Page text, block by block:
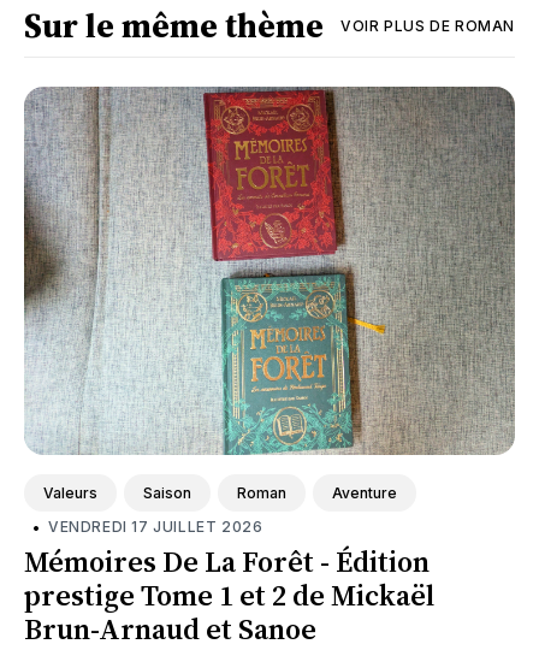
Sur le même thème VOIR PLUS DE ROMAN
Valeurs Saison Roman Aventure
• VENDREDI 17 JUILLET 2026
Mémoires De La Forêt - Édition
prestige Tome 1 et 2 de Mickaël
Brun-Arnaud et Sanoe